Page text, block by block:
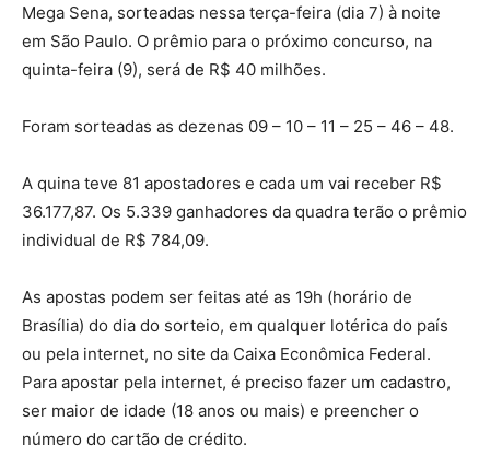
Mega Sena, sorteadas nessa terça-feira (dia 7) à noite
em São Paulo. O prêmio para o próximo concurso, na
quinta-feira (9), será de R$ 40 milhões.
Foram sorteadas as dezenas 09 – 10 – 11 – 25 – 46 – 48.
A quina teve 81 apostadores e cada um vai receber R$
36.177,87. Os 5.339 ganhadores da quadra terão o prêmio
individual de R$ 784,09.
As apostas podem ser feitas até as 19h (horário de
Brasília) do dia do sorteio, em qualquer lotérica do país
ou pela internet, no site da Caixa Econômica Federal.
Para apostar pela internet, é preciso fazer um cadastro,
ser maior de idade (18 anos ou mais) e preencher o
número do cartão de crédito.